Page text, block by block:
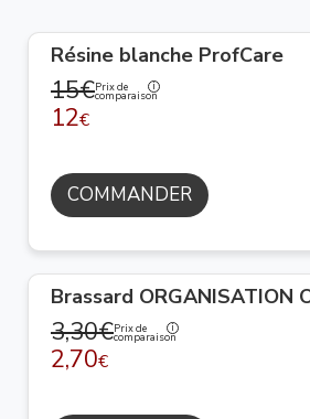
Résine blanche ProfCare
15€Prix de
comparaison
12€
COMMANDER
Brassard ORGANISATION
3,30€Prix de
comparaison
2,70€